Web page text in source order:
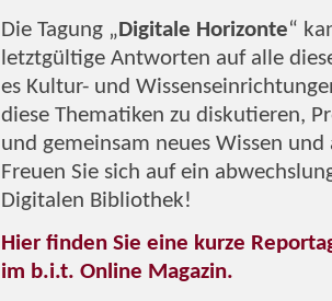
Die Tagung „Digitale Horizonte“
letztgültige Antworten auf alle
es Kultur- und
diese Thematiken zu diskutieren,
und gemeinsam neues Wissen
Freuen Sie sich auf ein
Digitalen Bibliothek!
Hier finden Sie eine kurze
im b.i.t. Online Magazin.